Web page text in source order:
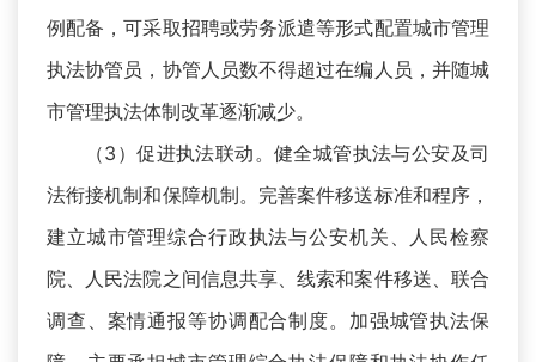
例配备，可采取招聘或劳务派遣等形式配置城市管理
执法协管员，协管人员数不得超过在编人员，并随城
市管理执法体制改革逐渐减少。
（3）促进执法联动。健全城管执法与公安及司
法衔接机制和保障机制。完善案件移送标准和程序，
建立城市管理综合行政执法与公安机关、人民检察
院、人民法院之间信息共享、线索和案件移送、联合
调查、案情通报等协调配合制度。加强城管执法保